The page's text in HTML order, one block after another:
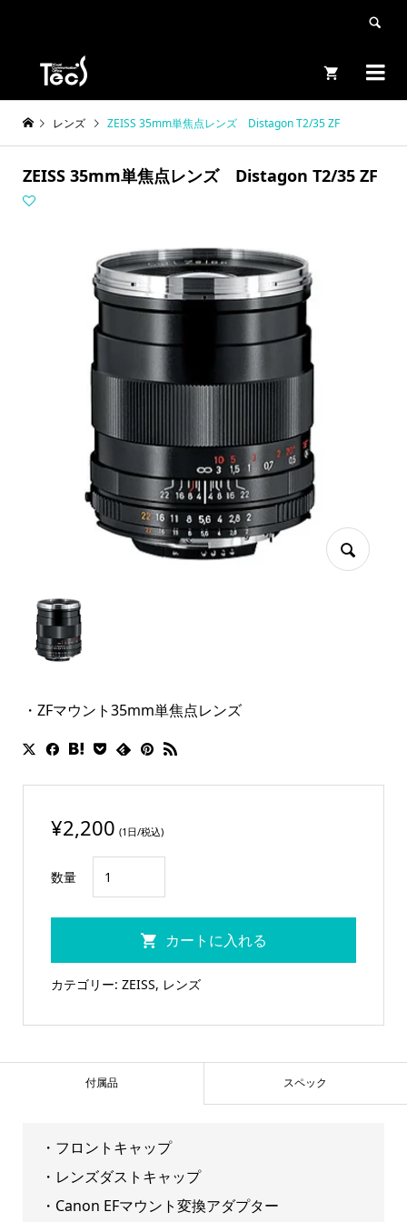


レンズ ZEISS 35mm単焦点レンズ Distagon T2/35 ZF
ZEISS 35mm単焦点レンズ Distagon T2/35 ZF
・ZFマウント35mm単焦点レンズ
¥2,200 (1日/税込)
数量
35mm
単
レ
個
カートに入れる
カテゴリー: ZEISS, レンズ
付属品 スペック
・フロントキャップ
・レンズダストキャップ
・Canon EFマウント変換アダプター